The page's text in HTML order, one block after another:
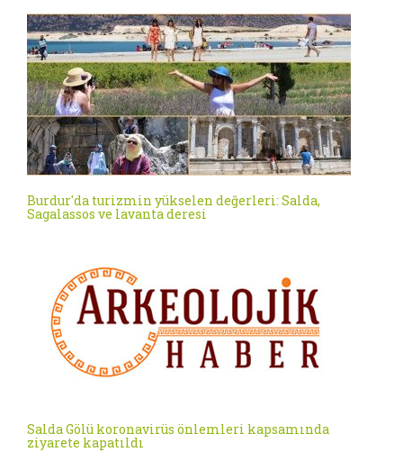
Burdur'da turizmin yükselen değerleri: Salda,
Sagalassos ve lavanta deresi
Salda Gölü koronavirüs önlemleri kapsamında
ziyarete kapatıldı